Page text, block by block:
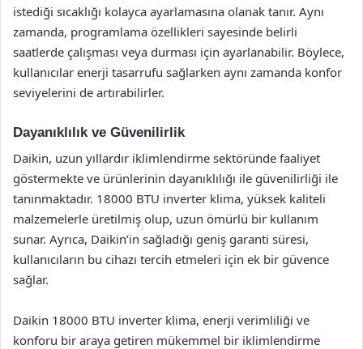
istediği sıcaklığı kolayca ayarlamasına olanak tanır. Aynı
zamanda, programlama özellikleri sayesinde belirli
saatlerde çalışması veya durması için ayarlanabilir. Böylece,
kullanıcılar enerji tasarrufu sağlarken aynı zamanda konfor
seviyelerini de artırabilirler.
Dayanıklılık ve Güvenilirlik
Daikin, uzun yıllardır iklimlendirme sektöründe faaliyet
göstermekte ve ürünlerinin dayanıklılığı ile güvenilirliği ile
tanınmaktadır. 18000 BTU inverter klima, yüksek kaliteli
malzemelerle üretilmiş olup, uzun ömürlü bir kullanım
sunar. Ayrıca, Daikin’in sağladığı geniş garanti süresi,
kullanıcıların bu cihazı tercih etmeleri için ek bir güvence
sağlar.
Daikin 18000 BTU inverter klima, enerji verimliliği ve
konforu bir araya getiren mükemmel bir iklimlendirme